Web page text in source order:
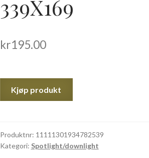
339X169
kr195.00
Kjøp produkt
Produktnr: 11111301934782539
Kategori: Spotlight/downlight